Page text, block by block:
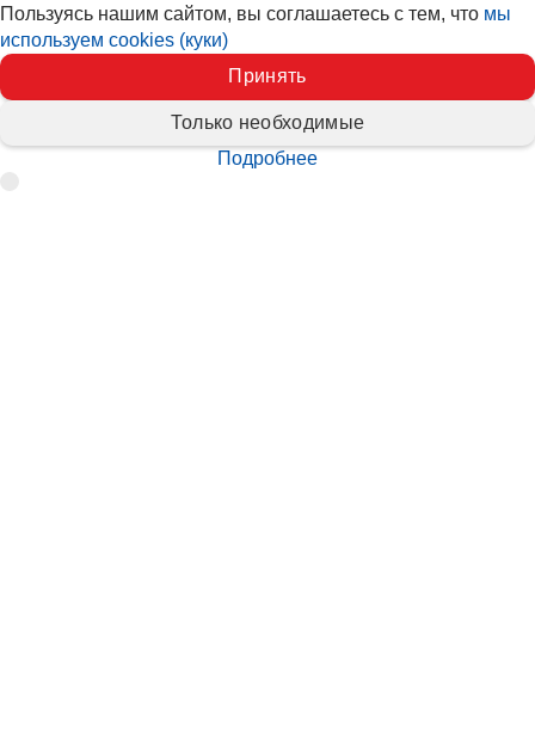
Пользуясь нашим сайтом, вы соглашаетесь с тем, что мы
используем cookies (куки)
Принять
Только необходимые
Подробнее